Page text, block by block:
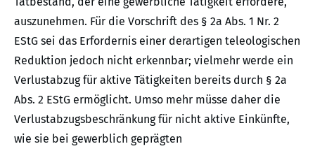
auszunehmen. Für die Vorschrift des § 2a Abs. 1 Nr. 2
EStG sei das Erfordernis einer derartigen teleologischen
Reduktion jedoch nicht erkennbar; vielmehr werde ein
Verlustabzug für aktive Tätigkeiten bereits durch § 2a
Abs. 2 EStG ermöglicht. Umso mehr müsse daher die
Verlustabzugsbeschränkung für nicht aktive Einkünfte,
wie sie bei gewerblich geprägten